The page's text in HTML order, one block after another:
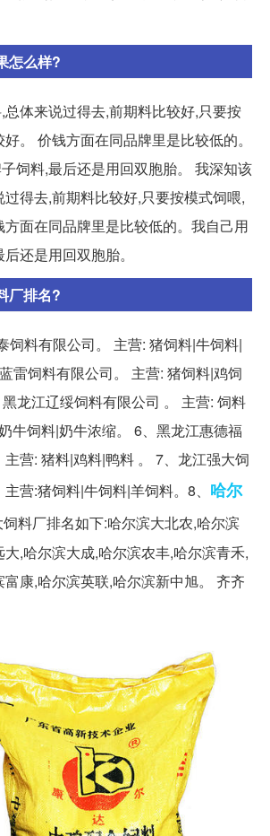
怎么样?
体来说过得去,前期料比较好,只要按
。 价钱方面在同品牌里是比较低的。
饲料,最后还是用回双胞胎。 我深知该
得去,前期料比较好,只要按模式饲喂,
面在同品牌里是比较低的。我自己用
还是用回双胞胎。
厂排名?
饲料有限公司。 主营: 猪饲料|牛饲料|
雷饲料有限公司。 主营: 猪饲料|鸡饲
龙江辽绥饲料有限公司 。 主营: 饲料
牛饲料|奶牛浓缩。 6、黑龙江惠德福
营: 猪料|鸡料|鸭料 。 7、龙江强大饲
营:猪饲料|牛饲料|羊饲料。8、 哈尔
料厂排名如下:哈尔滨大北农,哈尔滨
,哈尔滨大成,哈尔滨农丰,哈尔滨青禾,
康,哈尔滨英联,哈尔滨新中旭。 齐齐